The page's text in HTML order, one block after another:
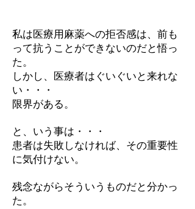
私は医療用麻薬への拒否感は、前も
って抗うことができないのだと悟っ
た。
しかし、医療者はぐいぐいと来れな
い・・・
限界がある。
と、いう事は・・・
患者は失敗しなければ、その重要性
に気付けない。
残念ながらそういうものだと分かっ
た。